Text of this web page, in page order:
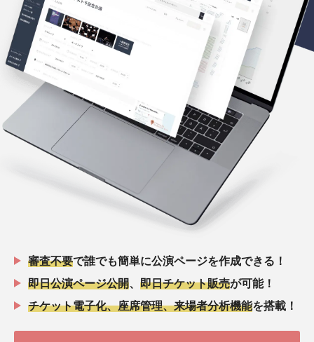
審査不要で誰でも簡単に公演ページを作成できる！
即日公演ページ公開
即日チケット販売が可能！
チケット電子化、座席管理、来場者分析機能を搭載！